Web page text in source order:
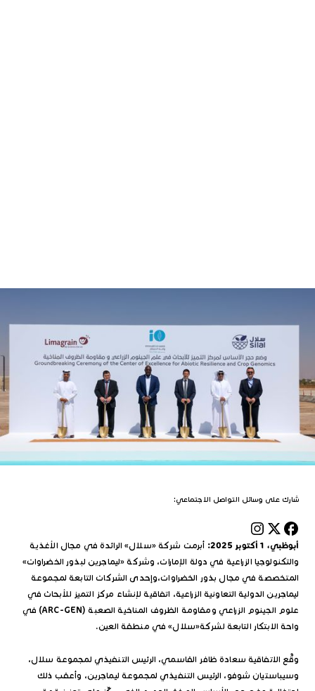
شارك على وسائل التواصل الاجتماعي:
أبوظبي، 1 أكتوبر 2025:
أبرمت شركة «سلال» الرائدة في مجال الأغذية
والتكنولوجيا الزراعية في دولة الإمارات، وشركة «ليماجرين لبذور الخضراوات»
المتخصصة في مجال بذور الخضراوات،وإحدى الشركات التابعة لمجموعة
ليماجرين الدولية التعاونية الزراعية، اتفاقية لإنشاء مركز التميز للأبحاث في
علوم الجينوم الزراعي ومقاومة الظروف المناخية الصعبة (ARC-GEN) في
واحة الابتكار التابعة لشركة«سلال» في منطقة العين.
وقَّع الاتفاقية سعادة ظافر القاسمي، الرئيس التنفيذي لمجموعة سلال،
وسيباستيان شوفو، الرئيس التنفيذي لمجموعة ليماجرين، وأعقب ذلك